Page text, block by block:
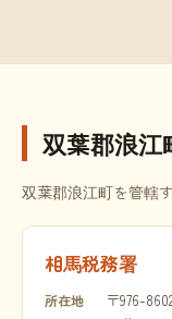
双葉郡浪江
双葉郡浪江町を管轄
相馬税務署
所在地
〒976-